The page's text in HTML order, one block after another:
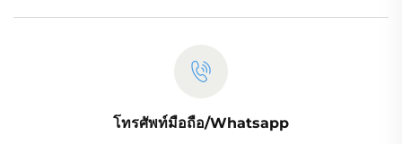
โทรศัพท์มือถือ/Whatsapp